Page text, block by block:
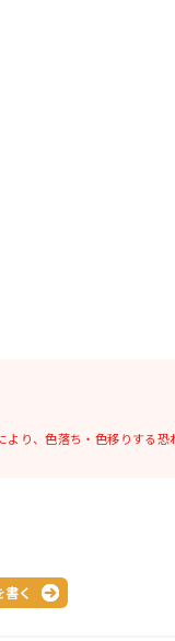
より、色落ち・色移りする恐
く